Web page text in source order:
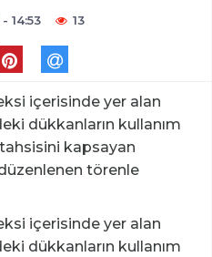
14:53 13
içerisinde yer alan
dükkanların kullanım
tahsisini kapsayan
törenle
içerisinde yer alan
dükkanların kullanım